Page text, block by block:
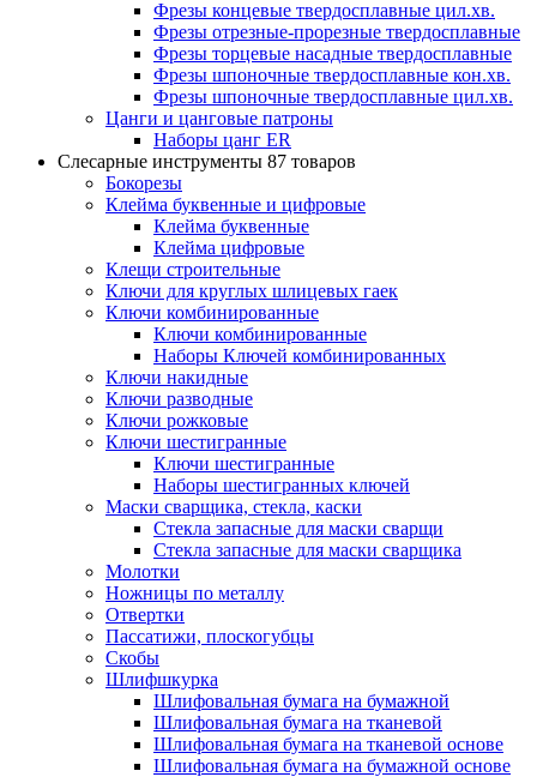
Фрезы концевые твердосплавные цил.хв.
Фрезы отрезные-прорезные твердосплавные
Фрезы торцевые насадные твердосплавные
Фрезы шпоночные твердосплавные кон.хв.
Фрезы шпоночные твердосплавные цил.хв.
Цанги и цанговые патроны
Наборы цанг ER
Слесарные инструменты 87 товаров
Бокорезы
Клейма буквенные и цифровые
Клейма буквенные
Клейма цифровые
Клещи строительные
Ключи для круглых шлицевых гаек
Ключи комбинированные
Ключи комбинированные
Наборы Ключей комбинированных
Ключи накидные
Ключи разводные
Ключи рожковые
Ключи шестигранные
Ключи шестигранные
Наборы шестигранных ключей
Маски сварщика, стекла, каски
Стекла запасные для маски сварщи
Стекла запасные для маски сварщика
Молотки
Ножницы по металлу
Отвертки
Пассатижи, плоскогубцы
Скобы
Шлифшкурка
Шлифовальная бумага на бумажной
Шлифовальная бумага на тканевой
Шлифовальная бумага на тканевой основе
Шлифовальная бумага на бумажной основе